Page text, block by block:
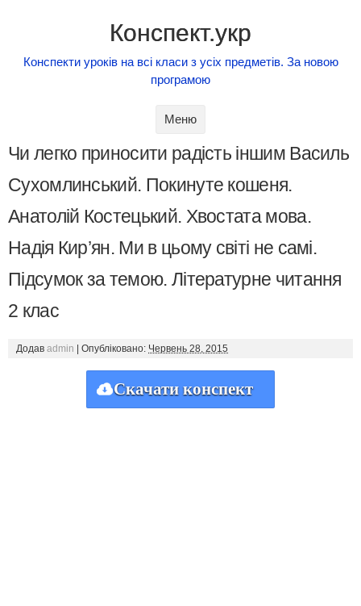
Конспект.укр
Конспекти уроків на всі класи з усіх предметів. За новою
програмою
Меню
Чи легко приносити радість іншим Василь
Сухомлинський. Покинуте кошеня.
Анатолій Костецький. Хвостата мова.
Надія Кир’ян. Ми в цьому світі не самі.
Підсумок за темою. Літературне читання
2 клас
Додав admin Опубліковано: Червень 28, 2015
Скачати конспект